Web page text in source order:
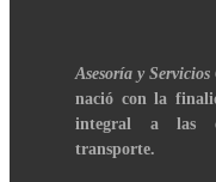
Asesoría y
nació con la
integral a las
transporte.